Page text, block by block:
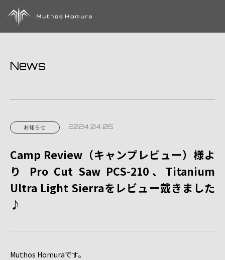
News
お知らせ 2024.04.05
Camp Review（キャンプレビュー）様よ
り Pro Cut Saw PCS-210、Titanium
Ultra Light Sierraをレビュー戴きました
♪
Muthos Homuraです。